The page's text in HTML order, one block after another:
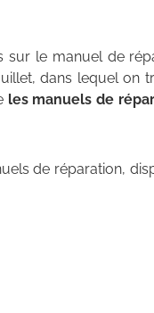
sur le manuel de
dans lequel on
les manuels de
de réparation,